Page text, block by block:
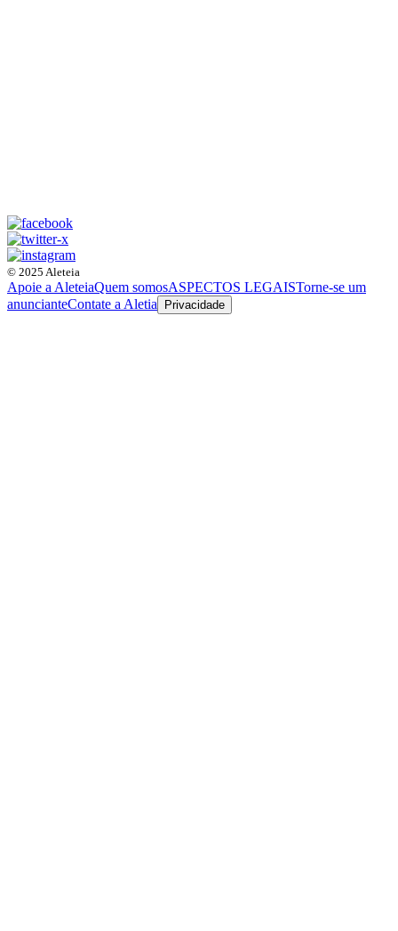
© 2025 Aleteia
Apoie a AleteiaQuem somosASPECTOS LEGAISTorne-se um
anuncianteContate a Aletia Privacidade